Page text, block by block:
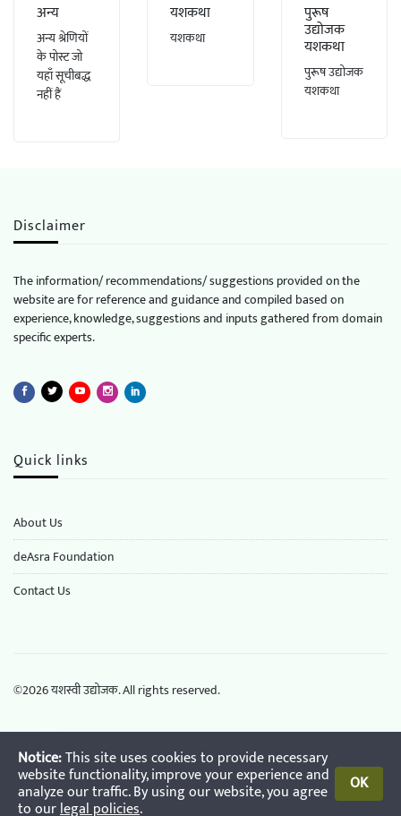
अन्य
अन्य श्रेणियों
के पोस्ट जो
यहाँ सूचीबद्ध
नहीं हैं
यशकथा
यशकथा
पुरूष
उद्योजक
यशकथा
पुरूष उद्योजक
यशकथा
Disclaimer
The information/ recommendations/ suggestions provided on the
website are for reference and guidance and compiled based on
experience, knowledge, suggestions and inputs gathered from domain
specific experts.
Quick links
About Us
deAsra Foundation
​​Contact Us
©2026यशस्वी उद्योजक. All rights reserved.
Notice:This site uses cookies to provide necessary
website functionality, improve your experience and
analyze our traffic. By using our website, you agree
to ourlegal policies.
OK